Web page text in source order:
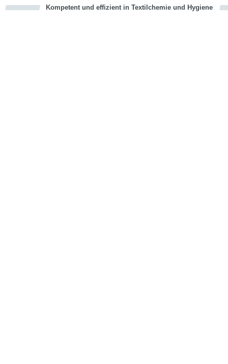
Kompetent und effizient in Textilchemie und Hygiene